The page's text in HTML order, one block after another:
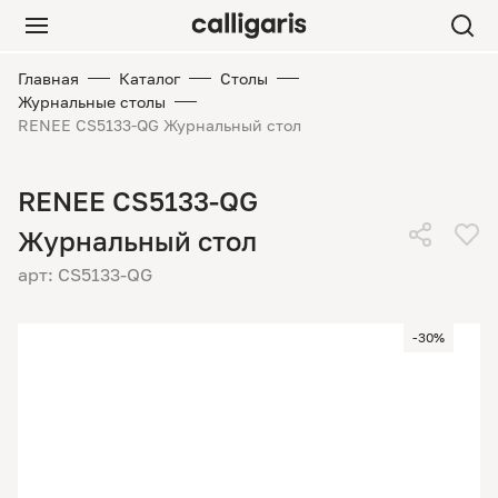
Главная Каталог
Столы
Журнальные столы
RENEE CS5133-QG Журнальный стол
RENEE CS5133-QG
Журнальный стол
арт: CS5133-QG
-30%